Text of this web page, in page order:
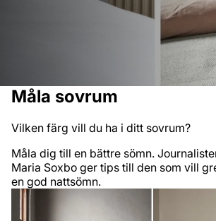
Måla sovrum
Vilken färg vill du ha i ditt sovrum?
Måla dig till en bättre sömn.
Maria Soxbo ger tips till den som vill
en god nattsömn.